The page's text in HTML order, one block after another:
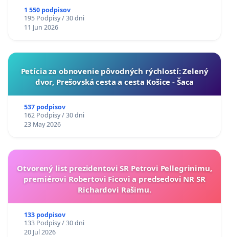
1 550 podpisov
195 Podpisy / 30 dni
11 Jun 2026
​Petícia za obnovenie pôvodných rýchlostí: Zelený
dvor, Prešovská cesta a cesta Košice - Šaca
537 podpisov
162 Podpisy / 30 dni
23 May 2026
Otvorený list prezidentovi SR Petrovi Pellegrinimu,
premiérovi Robertovi Ficovi a predsedovi NR SR
Richardovi Rašimu.
133 podpisov
133 Podpisy / 30 dni
20 Jul 2026